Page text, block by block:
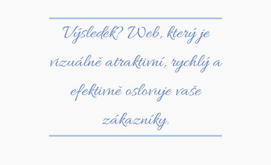
Výsledek? Web, který je
vizuálně atraktivní, rychlý a
efektivně oslovuje vaše
zákazníky.